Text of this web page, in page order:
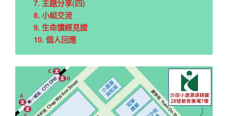
7. 主題分享(四)
8. 小組交流
9. 生命讀經見證
10. 個人回應